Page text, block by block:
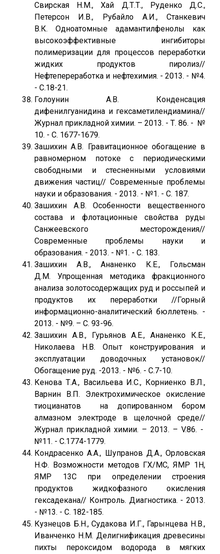
Свирская Н.М., Хай Д.Т.Т., Руденко Д.С.,
Петерсон И.В., Рубайло А.И., Станкевич
В.К. Одноатомные адамантилфенолы как
высокоэффективные ингибиторы
полимеризации для процессов переработки
жидких продуктов пиролиз//
Нефтепереработка и нефтехимия. - 2013. - №4.
- С.18-21.
Голоунин А.В. Конденсация
дифенилгуанидина и гексаметилендиамина//
Журнал прикладной химии. – 2013. - Т. 86. - №
10. - С. 1677-1679.
Зашихин А.В. Гравитационное обогащение в
равномерном потоке с периодическими
свободными и стесненными условиями
движения частиц// Современные проблемы
науки и образования. - 2013. - №1. - С. 187.
Зашихин А.В. Особенности вещественного
состава и флотационные свойства руды
Санжеевского месторождения//
Современные проблемы науки и
образования. - 2013. - №1. - С. 183.
Зашихин А.В., Ананенко К.Е., Гольсман
Д.М. Упрощенная методика фракционного
анализа золотосодержащих руд и россыпей и
продуктов их переработки //Горный
информационно-аналитический бюллетень. -
2013. - №9. – С. 93-96.
Зашихин А.В., Гурьянов А.Е., Ананенко К.Е.,
Николаева Н.В. Опыт конструирования и
эксплуатации доводочных установок//
Обогащение руд. -2013. - №6. - С.7-10.
Кенова Т.А., Васильева И.С., Корниенко В.Л.,
Варнин В.П. Электрохимическое окисление
тиоцианатов на допированном бором
алмазном электроде в щелочной среде//
Журнал прикладной химии. – 2013. – V.86. -
№11. - C.1774-1779.
Кондрасенко А.А., Шупранов Д.А., Орловская
Н.Ф. Возможности методов ГХ/МС, ЯМР 1H,
ЯМР 13C при определении строения
продуктов жидкофазного окисления
гексадекана// Контроль. Диагностика. - 2013.
- №13. - С. 182-185.
Кузнецов Б.Н., Судакова И.Г., Гарынцева Н.В.,
Иванченко Н.М. Делигнификация древесины
пихты пероксидом водорода в мягких